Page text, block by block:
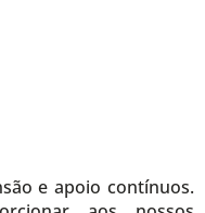
e apoio contínuos.